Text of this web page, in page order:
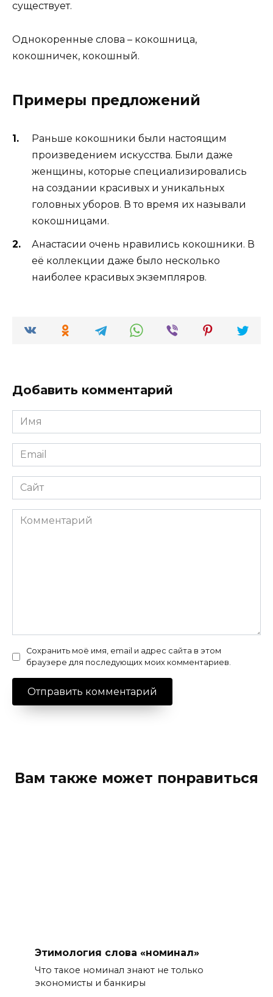
существует.
Однокоренные слова – кокошница,
кокошничек, кокошный.
Примеры предложений
Раньше кокошники были настоящим
произведением искусства. Были даже
женщины, которые специализировались
на создании красивых и уникальных
головных уборов. В то время их называли
кокошницами.
Анастасии очень нравились кокошники. В
её коллекции даже было несколько
наиболее красивых экземпляров.
Добавить комментарий
Имя
*
Email
*
Сайт
Комментарий
Сохранить моё имя, email и адрес сайта в этом
браузере для последующих моих комментариев.
Вам также может понравиться
Этимология слова «номинал»
Что такое номинал знают не только
экономисты и банкиры